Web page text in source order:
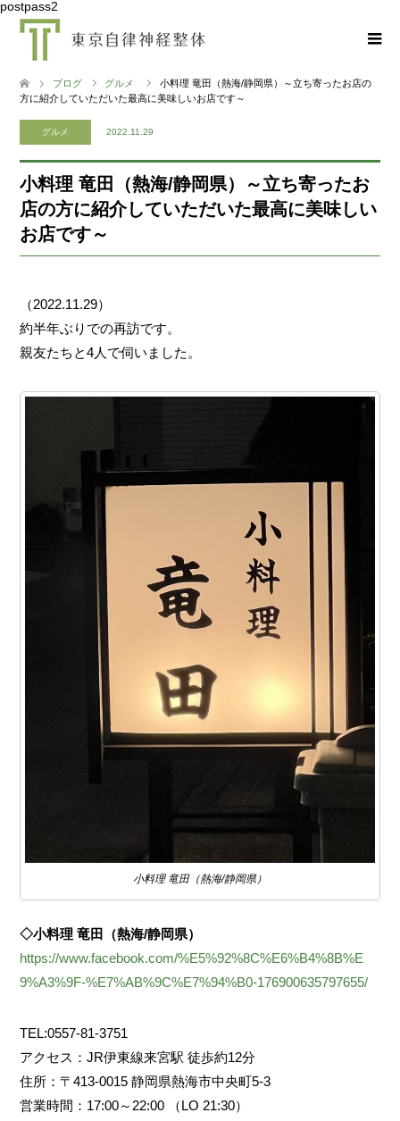
postpass2
ブログ グルメ
小料理 竜田（熱海/静岡県）～立ち寄ったお店の
方に紹介していただいた最高に美味しいお店です～
グルメ 2022.11.29
小料理 竜田（熱海/静岡県）～立ち寄ったお
店の方に紹介していただいた最高に美味しい
お店です～
（2022.11.29）
約半年ぶりでの再訪です。
親友たちと4人で伺いました。
小料理 竜田（熱海/静岡県）
◇小料理 竜田（熱海/静岡県）
https://www.facebook.com/%E5%92%8C%E6%B4%8B%E
9%A3%9F-%E7%AB%9C%E7%94%B0-176900635797655/
TEL:0557-81-3751
アクセス：JR伊東線来宮駅 徒歩約12分
住所：〒413-0015 静岡県熱海市中央町5-3
営業時間：17:00～22:00 （LO 21:30）